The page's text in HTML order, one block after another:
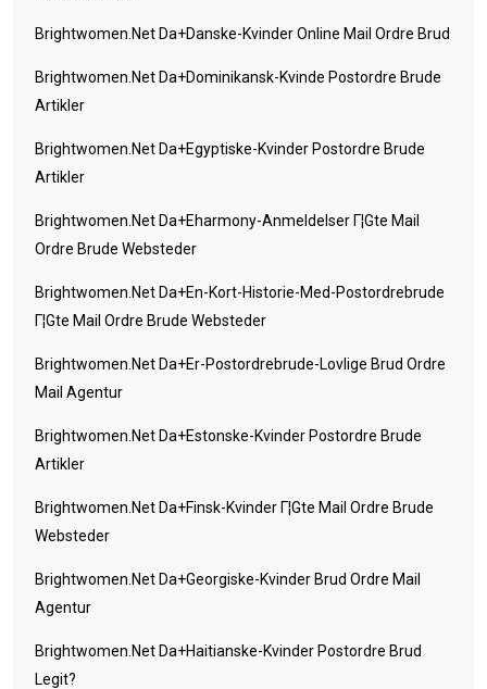
Brightwomen.net Da+danske-Kvinder Online Mail Ordre Brud
Brightwomen.net Da+dominikansk-Kvinde Postordre Brude
Artikler
Brightwomen.net Da+egyptiske-Kvinder Postordre Brude
Artikler
Brightwomen.net Da+eharmony-Anmeldelser Г¦gte Mail
Ordre Brude Websteder
Brightwomen.net Da+en-Kort-Historie-Med-Postordrebrude
Г¦gte Mail Ordre Brude Websteder
Brightwomen.net Da+er-Postordrebrude-Lovlige Brud Ordre
Mail Agentur
Brightwomen.net Da+estonske-Kvinder Postordre Brude
Artikler
Brightwomen.net Da+finsk-Kvinder Г¦gte Mail Ordre Brude
Websteder
Brightwomen.net Da+georgiske-Kvinder Brud Ordre Mail
Agentur
Brightwomen.net Da+haitianske-Kvinder Postordre Brud
Legit?